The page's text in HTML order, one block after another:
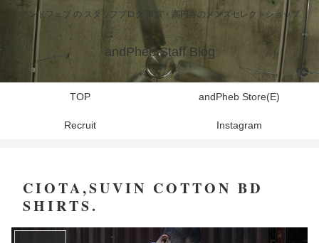
アンドフェブ の スタッフブログ 東京・高円寺のメンズセレクトショップ
andPheb Staff Blog
TOP andPheb Store(E)
Recruit Instagram
CIOTA,SUVIN COTTON BD
SHIRTS.